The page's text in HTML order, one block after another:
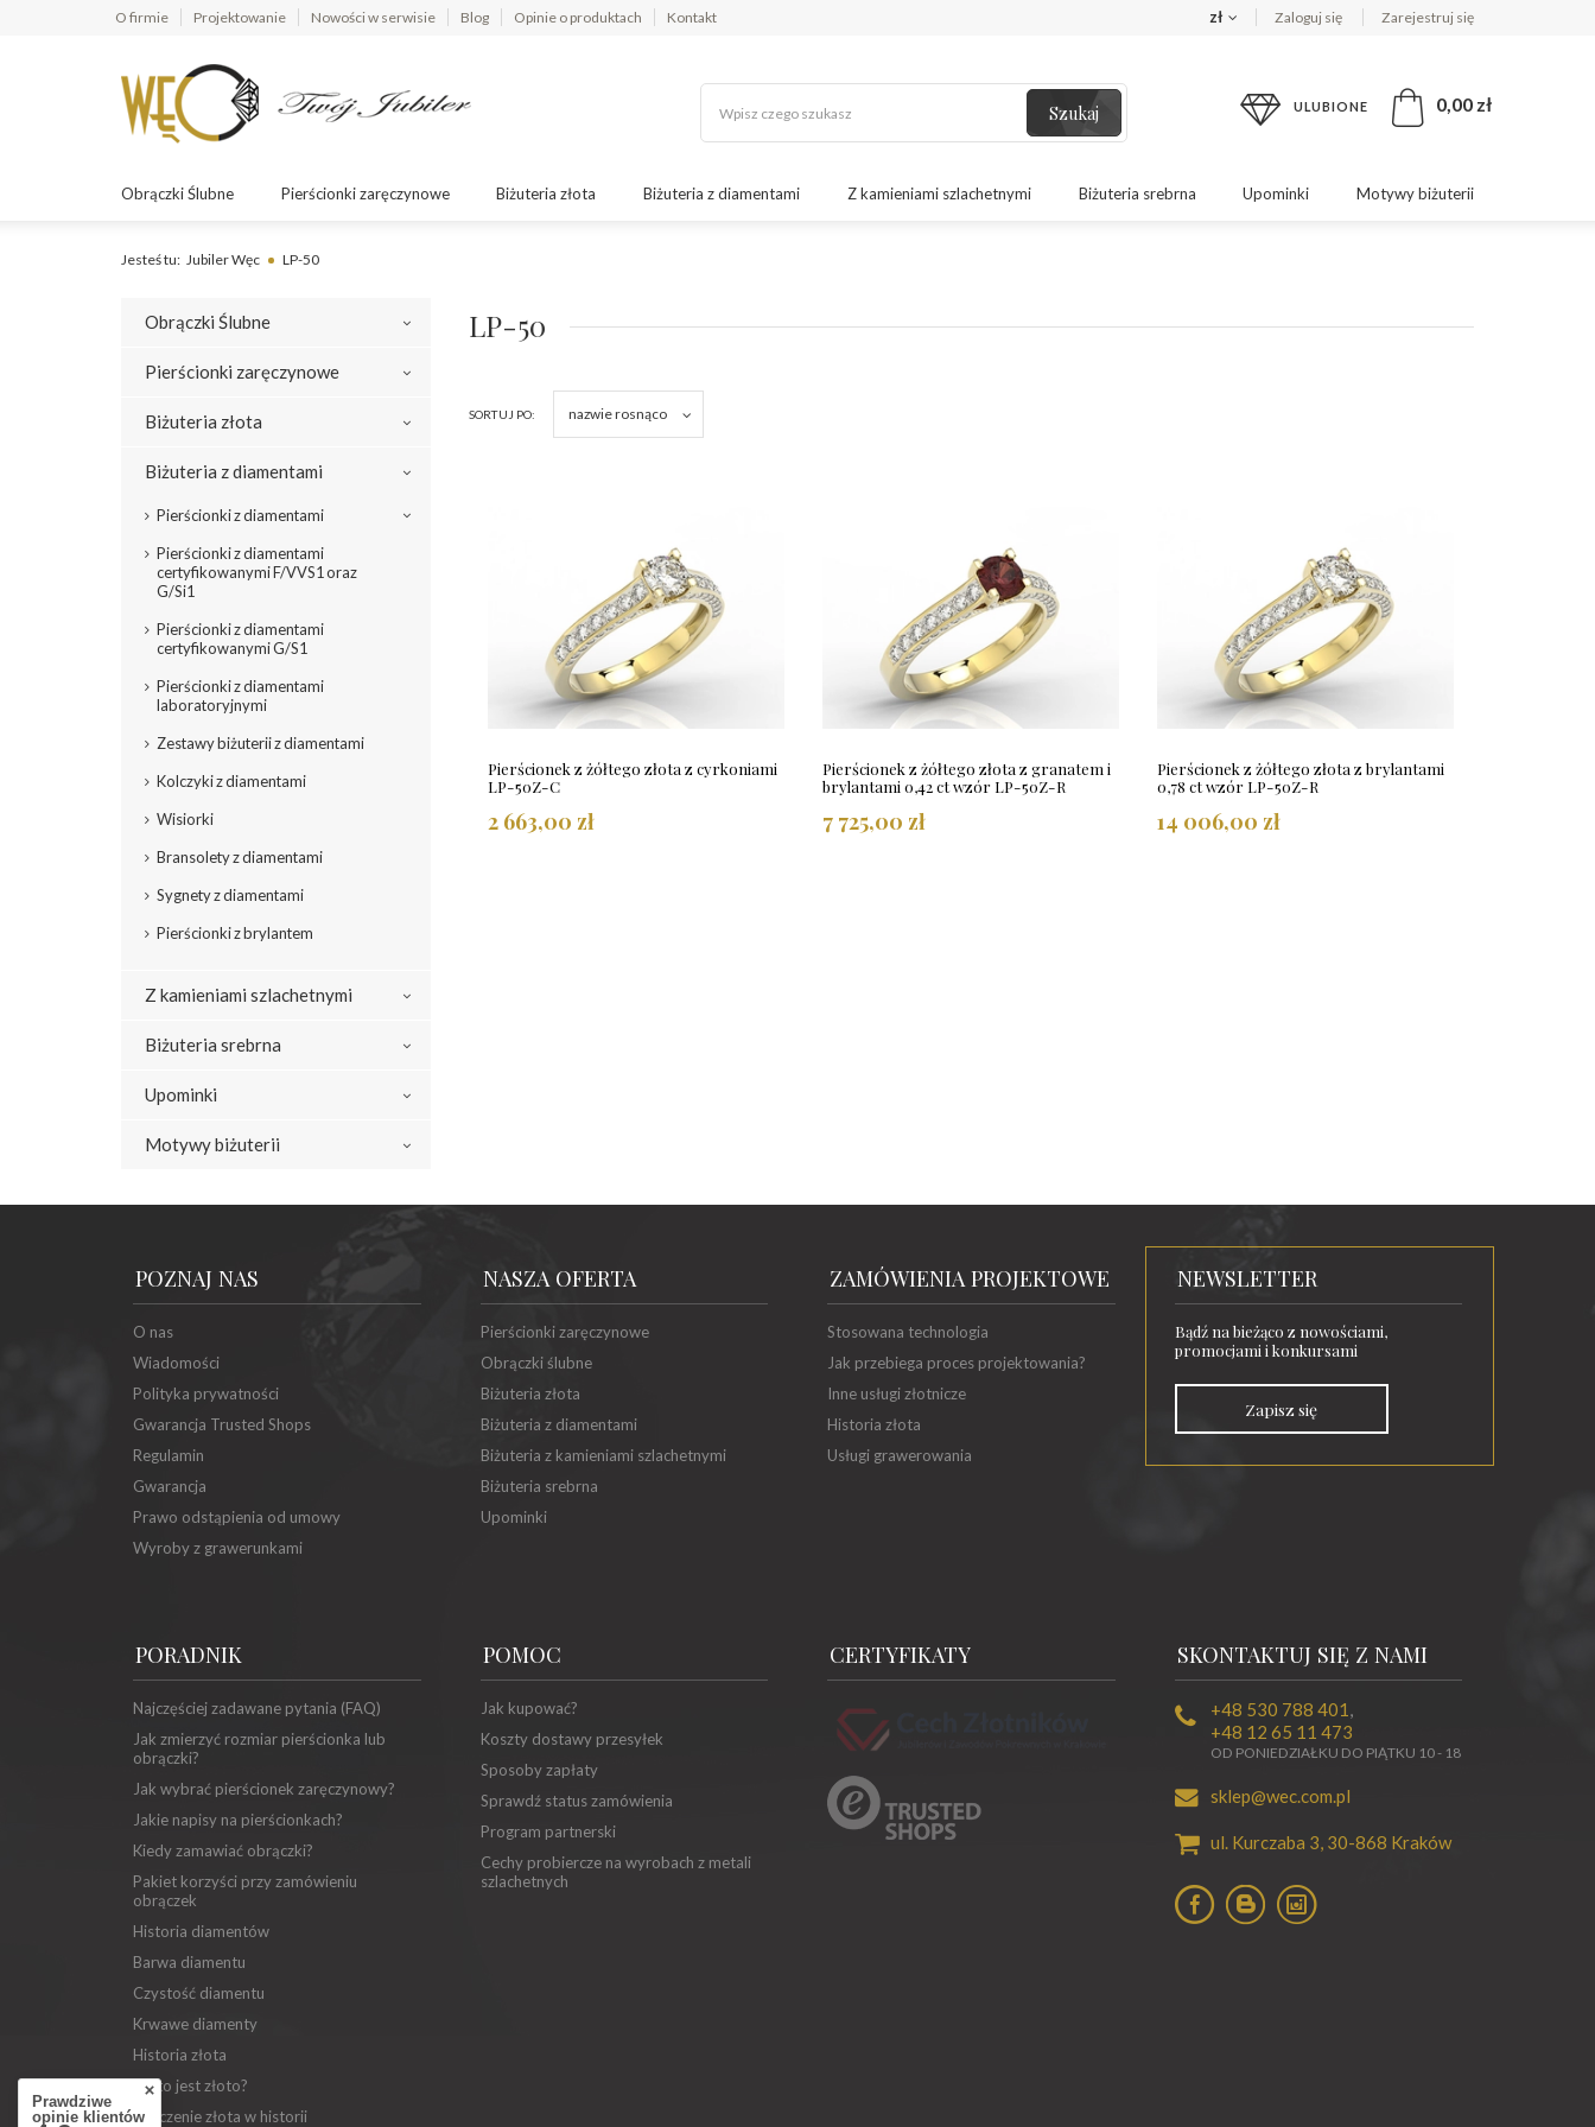
O firmie Projektowanie Nowości w serwisie Blog Opinie o produktach Kontakt zł Zaloguj się Zarejestruj się
Szukaj ULUBIONE 0,00 zł
Obrączki Ślubne Pierścionki zaręczynowe Biżuteria złota Biżuteria z diamentami Z kamieniami szlachetnymi Biżuteria srebrna Upominki Motywy biżuterii
Jesteś tu: Jubiler Węc LP-50
Obrączki Ślubne
Pierścionki zaręczynowe
Biżuteria złota
Biżuteria z diamentami
Pierścionki z diamentami
Pierścionki z diamentami
certyfikowanymi F/VVS1 oraz
G/Si1
Pierścionki z diamentami
certyfikowanymi G/S1
Pierścionki z diamentami
laboratoryjnymi
Zestawy biżuterii z diamentami
Kolczyki z diamentami
Wisiorki
Bransolety z diamentami
Sygnety z diamentami
Pierścionki z brylantem
Z kamieniami szlachetnymi
Biżuteria srebrna
Upominki
Motywy biżuterii
LP-50
SORTUJ PO: nazwie rosnąco
Pierścionek z żółtego złota z cyrkoniami
LP-50Z-C
2 663,00 zł
Pierścionek z żółtego złota z granatem i
brylantami 0,42 ct wzór LP-50Z-R
7 725,00 zł
Pierścionek z żółtego złota z brylantami
0,78 ct wzór LP-50Z-R
14 006,00 zł
POZNAJ NAS
O nas
Wiadomości
Polityka prywatności
Gwarancja Trusted Shops
Regulamin
Gwarancja
Prawo odstąpienia od umowy
Wyroby z grawerunkami
NASZA OFERTA
Pierścionki zaręczynowe
Obrączki ślubne
Biżuteria złota
Biżuteria z diamentami
Biżuteria z kamieniami szlachetnymi
Biżuteria srebrna
Upominki
ZAMÓWIENIA PROJEKTOWE
Stosowana technologia
Jak przebiega proces projektowania?
Inne usługi złotnicze
Historia złota
Usługi grawerowania
NEWSLETTER
Bądź na bieżąco z nowościami,
promocjami i konkursami
Zapisz się
PORADNIK
Najczęściej zadawane pytania (FAQ)
Jak zmierzyć rozmiar pierścionka lub
obrączki?
Jak wybrać pierścionek zaręczynowy?
Jakie napisy na pierścionkach?
Kiedy zamawiać obrączki?
Pakiet korzyści przy zamówieniu
obrączek
Historia diamentów
Barwa diamentu
Czystość diamentu
Krwawe diamenty
Historia złota
Co to jest złoto?
Znaczenie złota w historii
POMOC
Jak kupować?
Koszty dostawy przesyłek
Sposoby zapłaty
Sprawdź status zamówienia
Program partnerski
Cechy probiercze na wyrobach z metali
szlachetnych
CERTYFIKATY SKONTAKTUJ SIĘ Z NAMI
+48 530 788 401 ,
+48 12 65 11 473
OD PONIEDZIAŁKU DO PIĄTKU 10 - 18
sklep@wec.com.pl
ul. Kurczaba 3, 30-868 Kraków
Prawdziwe
opinie klientów